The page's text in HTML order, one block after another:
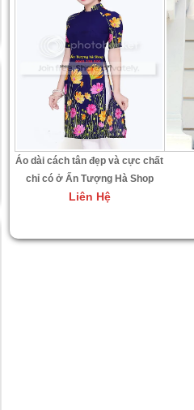
Áo dài cách tân đẹp và cực chất
chỉ có ở Ấn Tượng Hà Shop
Liên Hệ